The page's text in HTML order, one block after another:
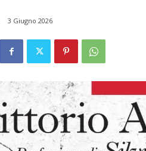
3 Giugno 2026